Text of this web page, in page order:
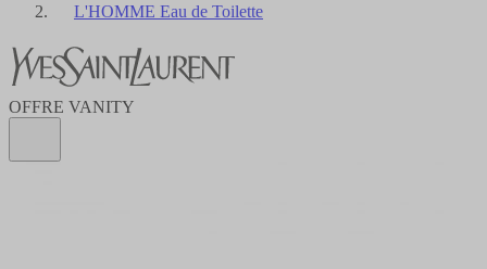
L'HOMME Eau de Toilette
OFFRE VANITY